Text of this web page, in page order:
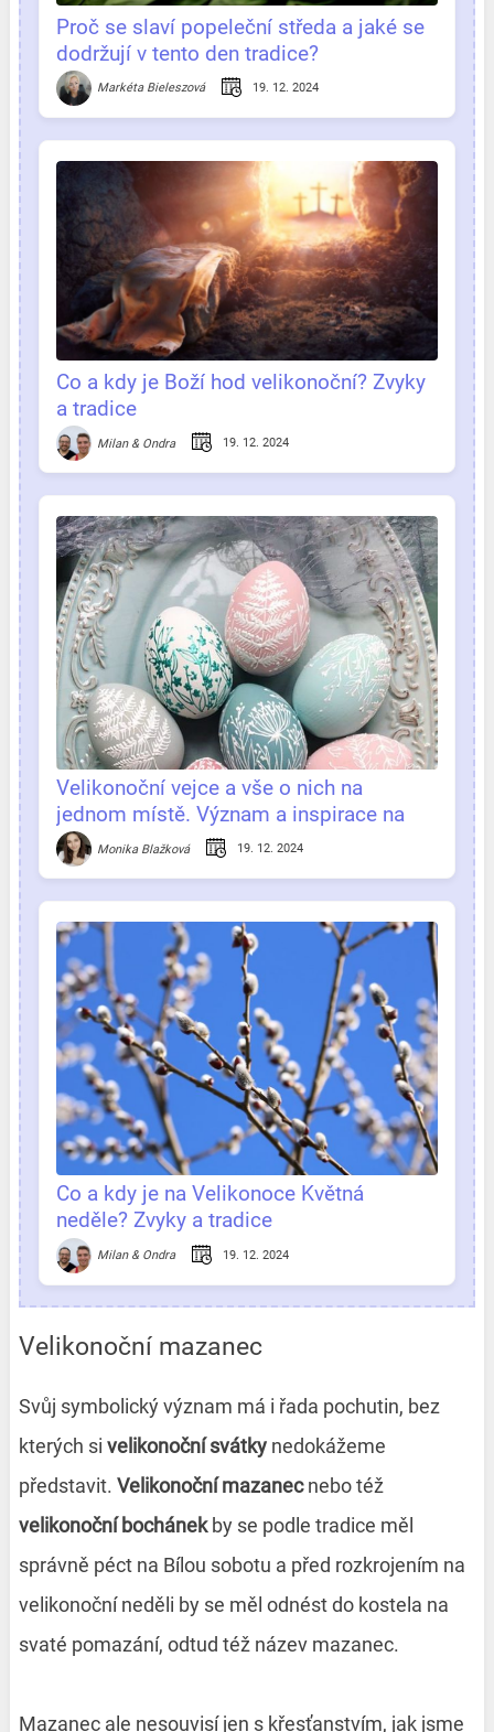
Proč se slaví popeleční středa a jaké se
dodržují v tento den tradice?
Markéta Bieleszová 19. 12. 2024
Co a kdy je Boží hod velikonoční? Zvyky
a tradice
Milan & Ondra 19. 12. 2024
Velikonoční vejce a vše o nich na
jednom místě. Význam a inspirace na
zdobeníMonika Blažková 19. 12. 2024
Co a kdy je na Velikonoce Květná
neděle? Zvyky a tradice
Milan & Ondra 19. 12. 2024
Velikonoční mazanec
Svůj symbolický význam má i řada pochutin, bez
kterých si velikonoční svátkynedokážeme
představit. Velikonoční mazanecnebo též
velikonoční bochánekby se podle tradice měl
správně péct na Bílou sobotu a před rozkrojením na
velikonoční neděli by se měl odnést do kostela na
svaté pomazání, odtud též název mazanec.
Mazanec ale nesouvisí jen s křesťanstvím, jak jsme